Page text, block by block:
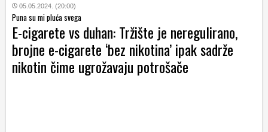
HRVATSKI
WEB
05.05.2024. (20:00)
Puna su mi pluća svega
E-cigarete vs duhan: Tržište je neregulirano,
brojne e-cigarete ‘bez nikotina’ ipak sadrže
nikotin čime ugrožavaju potrošače